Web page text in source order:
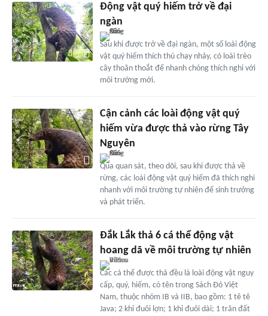
Động vật quý hiếm trở về đại
ngàn
Sau khi được trở về đại ngàn, một số loài động
vật quý hiếm thích thú chạy nhảy, có loài trèo
cây thoăn thoắt để nhanh chóng thích nghi với
môi trường mới.
Cận cảnh các loài động vật quý
hiếm vừa được thả vào rừng Tây
Nguyên
Qua quan sát, theo dõi, sau khi được thả về
rừng, các loài động vật quý hiếm đã thích nghi
nhanh với môi trường tự nhiên để sinh trưởng
và phát triển.
Đắk Lắk thả 6 cá thể động vật
hoang dã về môi trường tự nhiên
Các cá thể được thả đều là loài động vật nguy
cấp, quý, hiếm, có tên trong Sách Đỏ Việt
Nam, thuộc nhóm IB và IIB, bao gồm: 1 tê tê
Java; 2 khỉ đuôi lợn; 1 khỉ đuôi dài; 1 trăn đất